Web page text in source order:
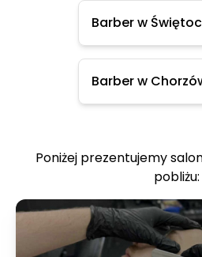
Barber w
Barber w
Poniżej prezentujemy
pobliżu: